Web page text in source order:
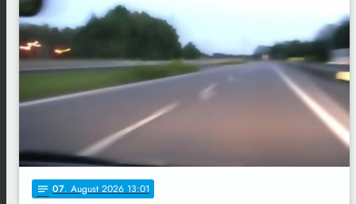
notes 07. August 2026 13:01